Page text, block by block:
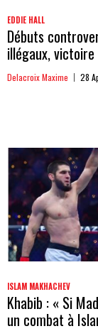
EDDIE HALL
Débuts
illégaux,
Delacroix Maxime 28
ISLAM MAKHACHEV
Khabib : « Si
un combat à